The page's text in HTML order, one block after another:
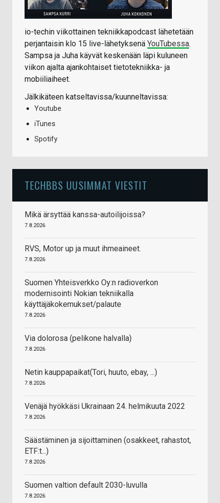
io-techin viikottainen tekniikkapodcast lähetetään
perjantaisin klo 15 live-lähetyksenä YouTubessa.
Sampsa ja Juha käyvät keskenään läpi kuluneen
viikon ajalta ajankohtaiset tietotekniikka- ja
mobiiliaiheet.
Jälkikäteen katseltavissa/kuunneltavissa:
Youtube
iTunes
Spotify
TECHBBS UUSIMMAT VIESTIT
Mikä ärsyttää kanssa-autoilijoissa?
7.8.2026
RVS, Motor up ja muut ihmeaineet.
7.8.2026
Suomen Yhteisverkko Oy:n radioverkon
modernisointi Nokian tekniikalla
käyttäjäkokemukset/palaute
7.8.2026
Via dolorosa (pelikone halvalla)
7.8.2026
Netin kauppapaikat(Tori, huuto, ebay, ...)
7.8.2026
Venäjä hyökkäsi Ukrainaan 24. helmikuuta 2022
7.8.2026
Säästäminen ja sijoittaminen (osakkeet, rahastot,
ETF:t...)
7.8.2026
Suomen valtion default 2030-luvulla
7.8.2026